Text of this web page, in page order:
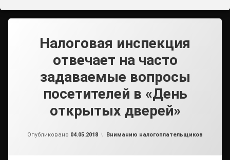
Налоговая инспекция
отвечает на часто
задаваемые вопросы
посетителей в «День
открытых дверей»
Опубликовано 04.05.2018 Рубрики:
Вниманию налогоплательщиков